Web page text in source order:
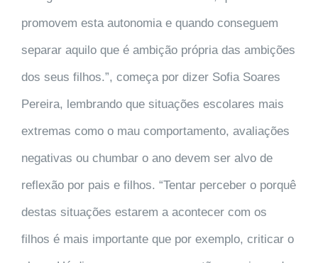
promovem esta autonomia e quando conseguem
separar aquilo que é ambição própria das ambições
dos seus filhos.”, começa por dizer Sofia Soares
Pereira, lembrando que situações escolares mais
extremas como o mau comportamento, avaliações
negativas ou chumbar o ano devem ser alvo de
reflexão por pais e filhos. “Tentar perceber o porquê
destas situações estarem a acontecer com os
filhos é mais importante que por exemplo, criticar o